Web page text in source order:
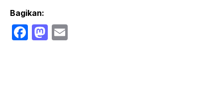
Bagikan:
F
M